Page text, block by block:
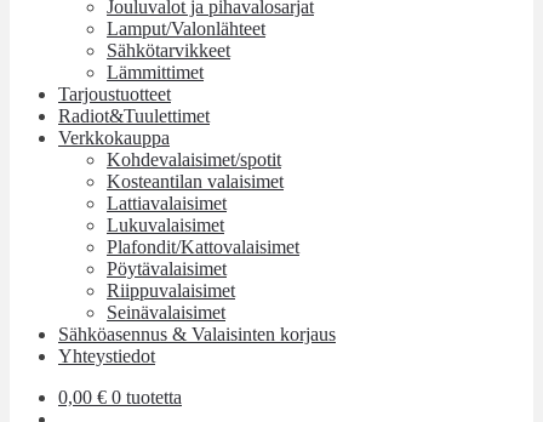
Jouluvalot ja pihavalosarjat
Lamput/Valonlähteet
Sähkötarvikkeet
Lämmittimet
Tarjoustuotteet
Radiot&Tuulettimet
Verkkokauppa
Kohdevalaisimet/spotit
Kosteantilan valaisimet
Lattiavalaisimet
Lukuvalaisimet
Plafondit/Kattovalaisimet
Pöytävalaisimet
Riippuvalaisimet
Seinävalaisimet
Sähköasennus & Valaisinten korjaus
Yhteystiedot
0,00 € 0 tuotetta